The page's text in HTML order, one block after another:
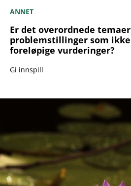
ANNET
Er det overordnede
problemstillinger som
foreløpige vurderinger?
Gi innspill